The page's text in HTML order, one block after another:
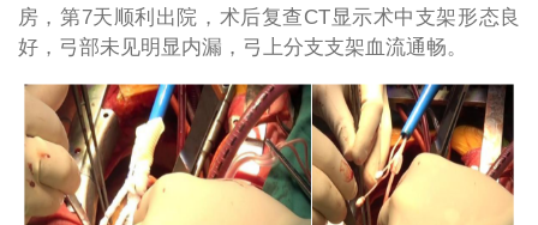
房，第7天顺利出院，术后复查CT显示术中支架形态良
好，弓部未见明显内漏，弓上分支支架血流通畅。